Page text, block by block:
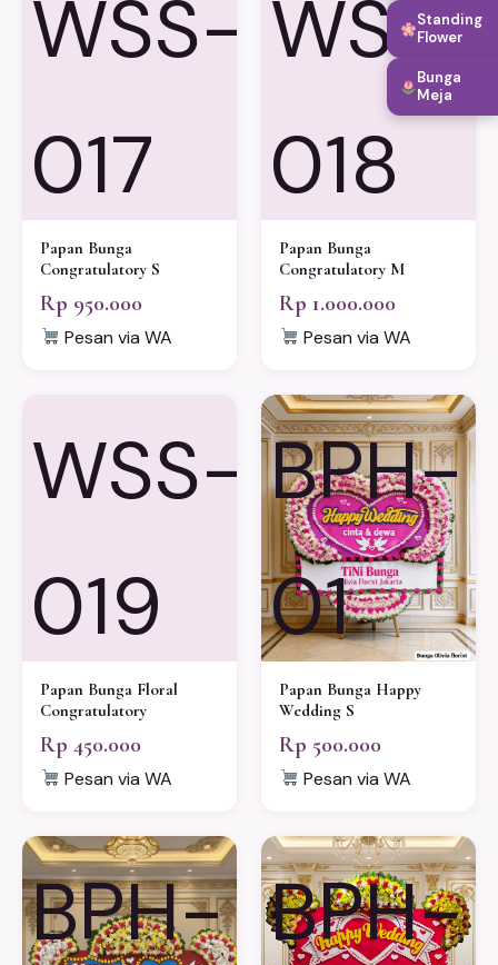
WSS-
017
Papan Bunga
Congratulatory S
Rp 950.000
Pesan via WA
WSS-
018
Papan Bunga
Congratulatory M
Rp 1.000.000
Pesan via WA
WSS-
019
Papan Bunga Floral
Congratulatory
Rp 450.000
Pesan via WA
BPH-
01
Papan Bunga Happy
Wedding S
Rp 500.000
Pesan via WA
BPH- BPH-
Standing
Flower
Bunga
Meja